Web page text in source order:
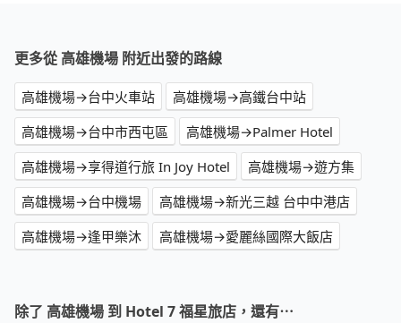
更多從 高雄機場 附近出發的路線
高雄機場→台中火車站
高雄機場→高鐵台中站
高雄機場→台中市西屯區
高雄機場→Palmer Hotel
高雄機場→享得道行旅 In Joy Hotel
高雄機場→遊方集
高雄機場→台中機場
高雄機場→新光三越 台中中港店
高雄機場→逢甲樂沐
高雄機場→愛麗絲國際大飯店
除了 高雄機場 到 Hotel 7 福星旅店，還有⋯